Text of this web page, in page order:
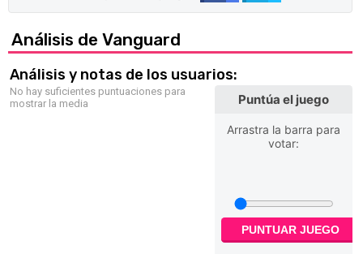
Análisis de Vanguard
Análisis y notas de los usuarios:
No hay suficientes puntuaciones para
mostrar la media
Puntúa el juego
Arrastra la barra para
votar:
PUNTUAR JUEGO